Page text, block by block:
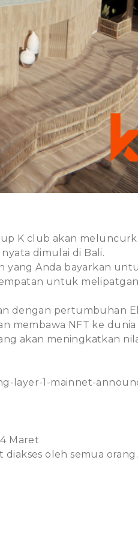
K club akan
dimulai di Bali.
yang Anda bayarkan
untuk
dengan pertumbuhan
membawa NFT ke dunia
akan meningkatkan
layer-1-mainnet-
Maret
oleh semua orang.